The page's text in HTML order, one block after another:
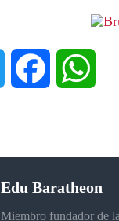
Twitter Facebook
Edu Baratheon
Miembro fundador de